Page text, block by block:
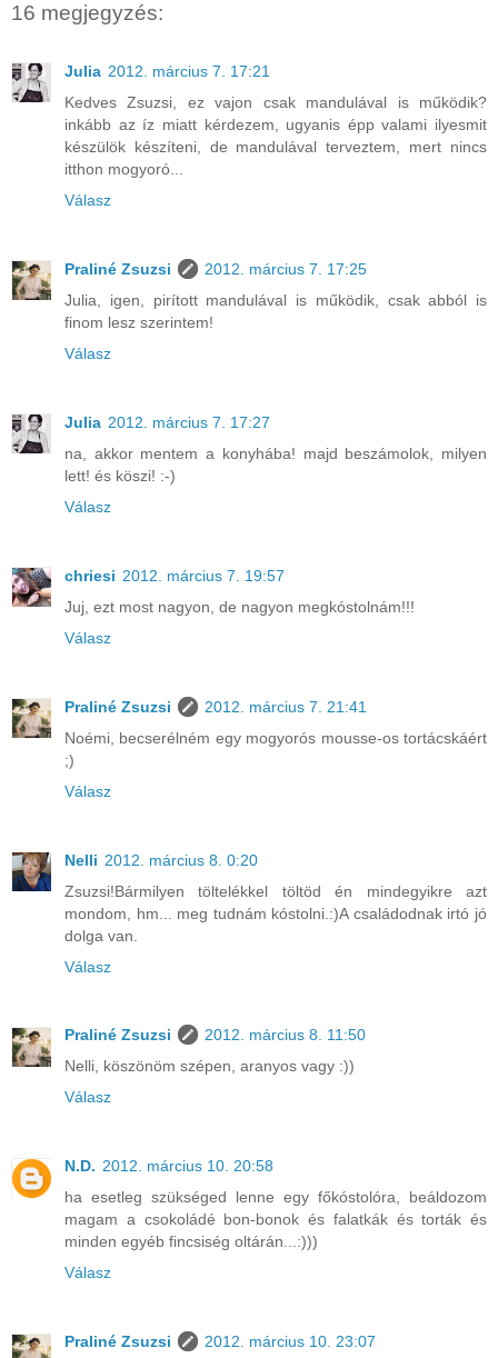
16 megjegyzés:
Julia 2012. március 7. 17:21
Kedves Zsuzsi, ez vajon csak mandulával is működik?
inkább az íz miatt kérdezem, ugyanis épp valami ilyesmit
készülök készíteni, de mandulával terveztem, mert nincs
itthon mogyoró...
Válasz
Praliné Zsuzsi
2012. március 7. 17:25
Julia, igen, pirított mandulával is működik, csak abból is
finom lesz szerintem!
Válasz
Julia 2012. március 7. 17:27
na, akkor mentem a konyhába! majd beszámolok, milyen
lett! és köszi! :-)
Válasz
chriesi 2012. március 7. 19:57
Juj, ezt most nagyon, de nagyon megkóstolnám!!!
Válasz
Praliné Zsuzsi
2012. március 7. 21:41
Noémi, becserélném egy mogyorós mousse-os tortácskáért
;)
Válasz
Nelli 2012. március 8. 0:20
Zsuzsi!Bármilyen töltelékkel töltöd én mindegyikre azt
mondom, hm... meg tudnám kóstolni.:)A családodnak irtó jó
dolga van.
Válasz
Praliné Zsuzsi
2012. március 8. 11:50
Nelli, köszönöm szépen, aranyos vagy :))
Válasz
N.D. 2012. március 10. 20:58
ha esetleg szükséged lenne egy főkóstolóra, beáldozom
magam a csokoládé bon-bonok és falatkák és torták és
minden egyéb fincsiség oltárán...:)))
Válasz
Praliné Zsuzsi
2012. március 10. 23:07